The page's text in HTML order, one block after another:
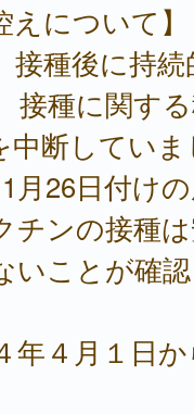
について】
種後に持続
接種に関す
中断してい
月26日付け
チンの接種
いことが確
年４月１日